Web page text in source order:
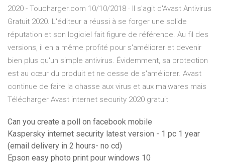
2020 - Toucharger.com 10/10/2018 · Il s'agit d'Avast Antivirus
Gratuit 2020. L'éditeur a réussi à se forger une solide
réputation et son logiciel fait figure de référence. Au fil des
versions, il en a même profité pour s'améliorer et devenir
bien plus qu'un simple antivirus. Évidemment, sa protection
est au cœur du produit et ne cesse de s'améliorer. Avast
continue de faire la chasse aux virus et aux malwares mais
Télécharger Avast internet security 2020 gratuit
Can you create a poll on facebook mobile
Kaspersky internet security latest version - 1 pc 1 year
(email delivery in 2 hours- no cd)
Epson easy photo print pour windows 10